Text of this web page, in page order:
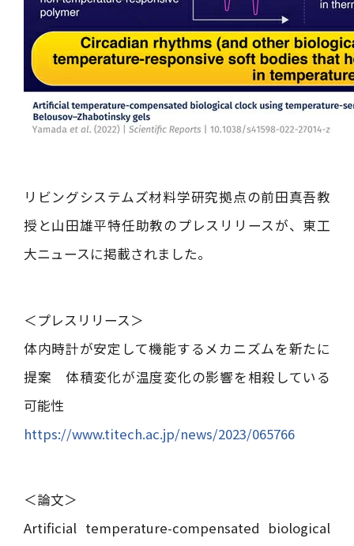
リビングシステムズ材料学研究拠点の前田真吾教
授と山田雄平特任助教のプレスリリースが、東工
大ニュースに掲載されました。
＜プレスリリース＞
体内時計が安定して機能するメカニズムを新たに
提案 体積変化が温度変化の影響を相殺している
可能性
https://www.titech.ac.jp/news/2023/065766
＜論文＞
Artificial temperature-compensated biological